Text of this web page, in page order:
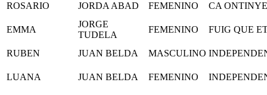
ROSARIO JORDA ABAD FEMENINO CA
EMMA
JORGE
TUDELA
FEMENINO FUIG QUE
RUBEN JUAN BELDA MASCULINO
LUANA JUAN BELDA FEMENINO